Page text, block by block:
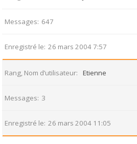
Messages 647
Enregistré le 26 mars 2004 7:57
Rang, Nom d’utilisateur Etienne
Messages 3
Enregistré le 26 mars 2004 11:05